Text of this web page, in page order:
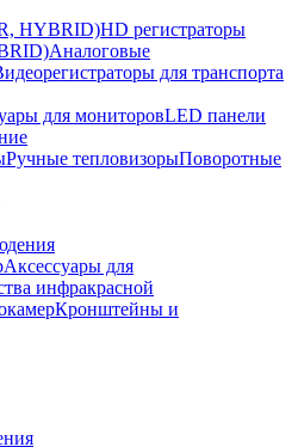
HYBRID)HD регистраторы
Аналоговые
для транспорта
для мониторовLED панели
Ручные тепловизорыПоворотные
Аксессуары для
инфракрасной
Кронштейны и